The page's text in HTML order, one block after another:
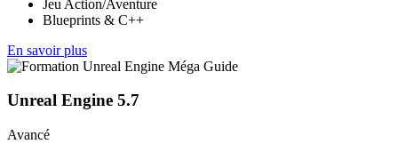
Jeu Action/Aventure
Blueprints & C++
En savoir plus
Unreal Engine 5.7
Avancé